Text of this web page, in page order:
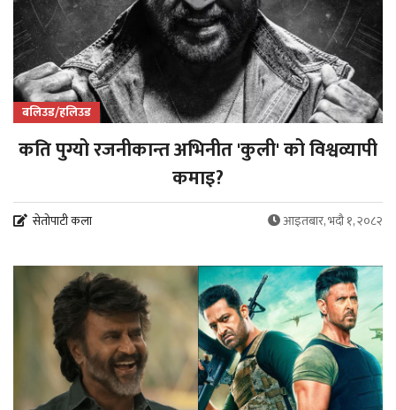
बलिउड/हलिउड
कति पुग्यो रजनीकान्त अभिनीत 'कुली' को विश्वव्यापी
कमाइ?
सेतोपाटी कला आइतबार, भदौ १, २०८२